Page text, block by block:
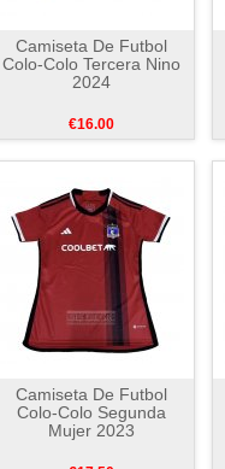
Camiseta De Futbol
Colo-Colo Tercera Nino
2024
€16.00
Camiseta De Futbol
Colo-Colo Segunda
Mujer 2023